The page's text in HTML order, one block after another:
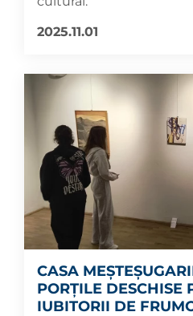
2025.11.01
CASA
PORȚILE DESCHISE
IUBITORII DE